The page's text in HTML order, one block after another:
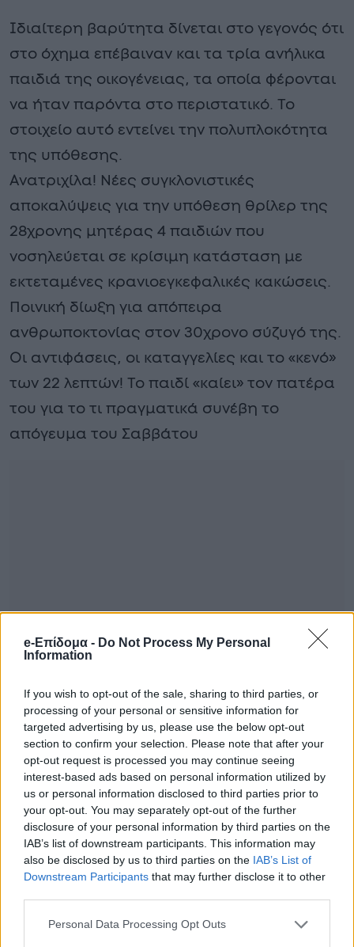
e-Επίδομα - Do Not Process My Personal
Information
If you wish to opt-out of the sale, sharing to third parties, or
processing of your personal or sensitive information for
targeted advertising by us, please use the below opt-out
section to confirm your selection. Please note that after your
opt-out request is processed you may continue seeing
interest-based ads based on personal information utilized by
us or personal information disclosed to third parties prior to
your opt-out. You may separately opt-out of the further
disclosure of your personal information by third parties on the
IAB’s list of downstream participants. This information may
also be disclosed by us to third parties on the IAB’s List of
Downstream Participants that may further disclose it to other
Personal Data Processing Opt Outs
Ιδιαίτερη βαρύτητα δίνεται στο γεγονός ότι
στο όχημα επέβαιναν και τα τρία ανήλικα
παιδιά της οικογένειας, τα οποία φέρονται
να ήταν παρόντα στο περιστατικό. Το
στοιχείο αυτό εντείνει την πολυπλοκότητα
της υπόθεσης.
Ανατριχίλα! Νέες συγκλονιστικές
αποκαλύψεις για την υπόθεση θρίλερ της
28χρονης μητέρας 4 παιδιών που
νοσηλεύεται σε κρίσιμη κατάσταση με
εκτεταμένες κρανιοεγκεφαλικές κακώσεις.
Ποινική δίωξη για απόπειρα
ανθρωποκτονίας στον 30χρονο σύζυγό της.
Οι αντιφάσεις, οι καταγγελίες και το «κενό»
των 22 λεπτών! Το παιδί «καίει» τον πατέρα
του για το τι πραγματικά συνέβη το
απόγευμα του Σαββάτου
Το σημείο όπου βρέθηκε η 28χρονη στην
Παντάνασσα Ηρακλείου:
γύρω από την υπόθεση της 28χρονης